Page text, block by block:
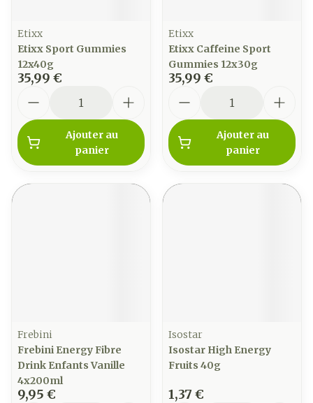
Etixx
Etixx Sport Gummies
12x40g
35,99 €
Ajouter au
panier
Etixx
Etixx Caffeine Sport
Gummies 12x30g
35,99 €
Ajouter au
panier
Frebini
Frebini Energy Fibre
Drink Enfants Vanille
4x200ml
9,95 €
Isostar
Isostar High Energy
Fruits 40g
1,37 €